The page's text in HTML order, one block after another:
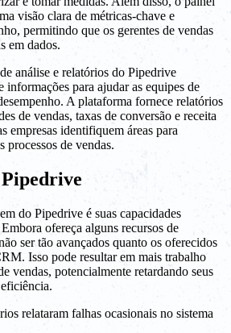
visão clara de métricas-chave e
permitindo que os gerentes de vendas
em dados.
análise e relatórios do Pipedrive
informações para ajudar as equipes de
A plataforma fornece relatórios
de vendas, taxas de conversão e receita
empresas identifiquem áreas para
processos de vendas.
do Pipedrive é suas capacidades
ofereça alguns recursos de
ser tão avançados quanto os oferecidos
Isso pode resultar em mais trabalho
vendas, potencialmente retardando seus
relataram falhas ocasionais no sistema